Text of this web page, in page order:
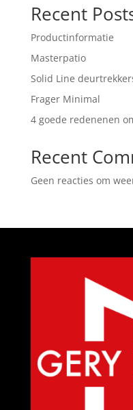
Recent
Productinformatie
Masterpatio
Solid Line
Frager Minimal
4 goede redenenen
Recent
Geen reacties om